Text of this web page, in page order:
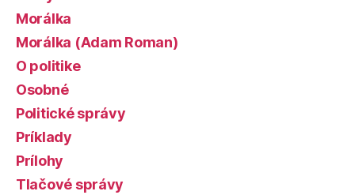
Morálka
Morálka (Adam Roman)
O politike
Osobné
Politické správy
Príklady
Prílohy
Tlačové správy